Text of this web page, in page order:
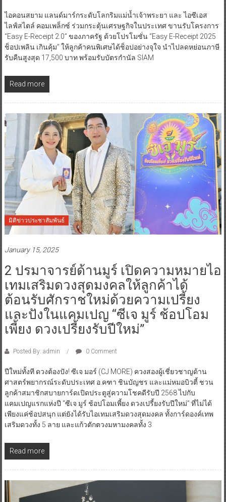
ไอคอนสยาม แลนด์มาร์กระดับโลกริมแม่น้ำเจ้าพระยา และ ไอซีเอส
ไลฟ์สไตล์ คอมเพล็กซ์ ร่วมกระตุ้นเศรษฐกิจในประเทศ ขานรับโครงการ
“Easy E-Receipt 2.0” ของภาครัฐ ด้วยโปรโมชั่น “Easy E-Receipt 2025
ช็อปเพลิน เกินคุ้ม” ให้ลูกค้าคนพิเศษได้ช็อปอย่างจุใจ นำไปลดหย่อนภาษี
รับคืนสูงสุด 17,500 บาท พร้อมรับบัตรกำนัล SIAM
Read more
มิติข่าวประชาสัมพันธ์
January 15, 2025
2 ปรมาจารย์ด้านมูร์ เปิดความหมายไอ
เทมเสริมดวงสุดมงคลให้ลูกค้าได้
ต้อนรับศักราชใหม่ด้วยความเปรี้ยง
และปังในแคมเปญ “ซีเจ มูร์ ช้อปโอม
เพี้ยง ดวงเปรี้ยงรับปีใหม่”
Posted By: admin 0 Comment
ปีใหม่ทั้งที ดวงต้องปัง! ซีเจ มอร์ (CJ MORE) ควงสองผู้เชี่ยวชาญด้าน
ศาสตร์พยากรณ์ระดับประเทศ อ.คฑา ชินบัญชร และแม่หมอบิวตี้ ชวน
ลูกค้าสมาชิกสบายการ์ดเปิดประตูสู่ความโชคดีรับปี 2568 ไปกับ
แคมเปญแรกแห่งปี “ซีเจ มูร์ ช้อปโอมเพี้ยง ดวงเปรี้ยงรับปีใหม่” ที่ไม่ได้
เพียงแค่ช้อปสนุก แต่ยังได้รับไอเทมเสริมดวงสุดมงคล ทั้งการ์ดองค์เทพ
เสริมดวงทั้ง 5 ลาย และแก้วตักตวงมหามงคลทั้ง 3
Read more